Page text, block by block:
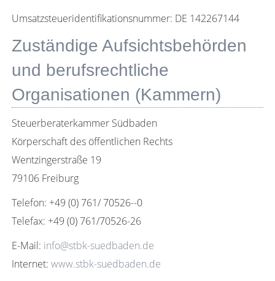
Umsatzsteueridentifikationsnummer: DE 142267144
Zuständige Aufsichtsbehörden
und berufsrechtliche
Organisationen (Kammern)
Steuerberaterkammer Südbaden
Körperschaft des öffentlichen Rechts
Wentzingerstraße 19
79106 Freiburg
Telefon: +49 (0) 761/ 70526--0
Telefax: +49 (0) 761/70526-26
E-Mail: info@stbk-suedbaden.de
Internet: www.stbk-suedbaden.de